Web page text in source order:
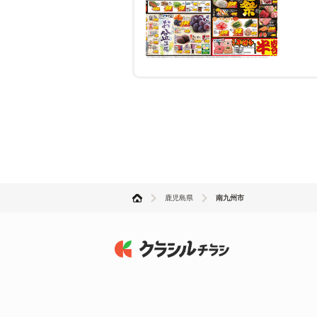
鹿児島県 南九州市